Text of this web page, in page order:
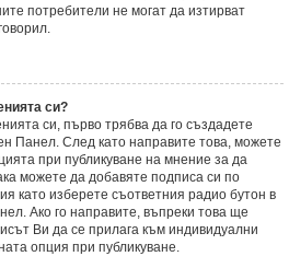
потребители не могат да изтирват
си?
си, първо трябва да го създадете
Панел. След като направите това, можете
при публикуване на мнение за да
можете да добавяте подписа си по
като изберете съответния радио бутон в
Ако го направите, въпреки това ще
Ви да се прилага към индивидуални
опция при публикуване.